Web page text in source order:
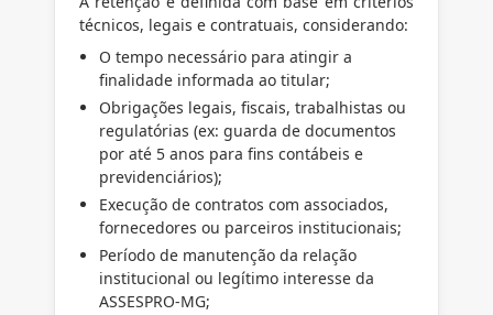
técnicos, legais e contratuais, considerando:
O tempo necessário para atingir a
finalidade informada ao titular;
Obrigações legais, fiscais, trabalhistas ou
regulatórias (ex: guarda de documentos
por até 5 anos para fins contábeis e
previdenciários);
Execução de contratos com associados,
fornecedores ou parceiros institucionais;
Período de manutenção da relação
institucional ou legítimo interesse da
ASSESPRO-MG;